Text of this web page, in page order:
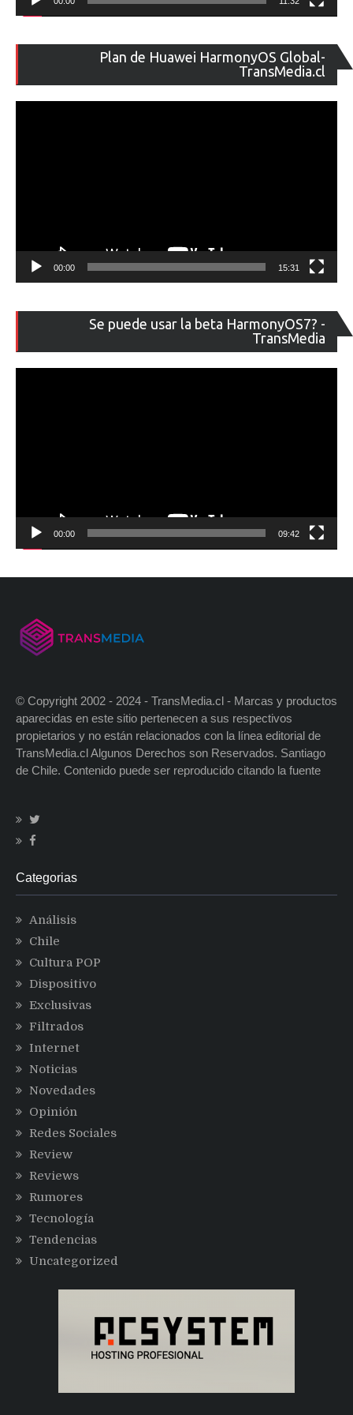
Plan de Huawei HarmonyOS Global-
TransMedia.cl
de
00:00 15:31
Se puede usar la beta HarmonyOS7? -
TransMedia
de
00:00 09:42
© Copyright 2002 - 2024 - TransMedia.cl - Marcas y productos
aparecidas en este sitio pertenecen a sus respectivos
propietarios y no están relacionados con la línea editorial de
TransMedia.cl Algunos Derechos son Reservados. Santiago
de Chile. Contenido puede ser reproducido citando la fuente
Categorias
Análisis
Chile
Cultura POP
Dispositivo
Exclusivas
Filtrados
Internet
Noticias
Novedades
Opinión
Redes Sociales
Review
Reviews
Rumores
Tecnología
Tendencias
Uncategorized